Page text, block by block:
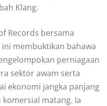
Klang.
Records bersama
membuktikan bahawa
perniagaan
sektor awam serta
ekonomi jangka panjang
matang. Ia